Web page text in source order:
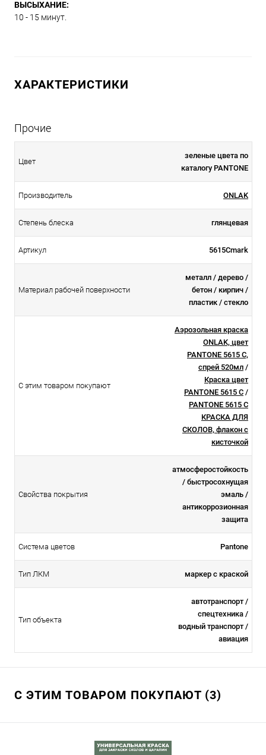
ВЫСЫХАНИЕ:
10 - 15 минут.
ХАРАКТЕРИСТИКИ
Прочие
Цвет
зеленые цвета по
каталогу PANTONE
Производитель ONLAK
Степень блеска глянцевая
Артикул 5615Cmark
Материал рабочей поверхности
металл / дерево /
бетон / кирпич /
пластик / стекло
С этим товаром покупают
Аэрозольная краска
ONLAK, цвет
PANTONE 5615 C,
спрей 520мл /
Краска цвет
PANTONE 5615 C /
PANTONE 5615 C
КРАСКА ДЛЯ
СКОЛОВ, флакон с
кисточкой
Свойства покрытия
атмосферостойкоcть
/ быстросохнущая
эмаль /
антикоррозионная
защита
Система цветов Pantone
Тип ЛКМ маркер с краской
Тип объекта
автотранспорт /
спецтехника /
водный транспорт /
авиация
С ЭТИМ ТОВАРОМ ПОКУПАЮТ (3)